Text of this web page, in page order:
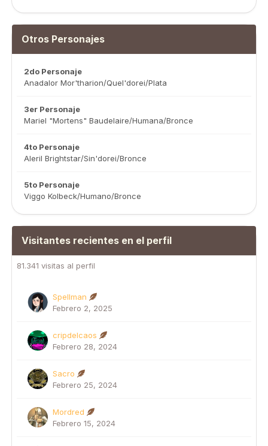
Otros Personajes
2do Personaje
Anadalor Mor'tharion/Quel'dorei/Plata
3er Personaje
Mariel "Mortens" Baudelaire/Humana/Bronce
4to Personaje
Aleril Brightstar/Sin'dorei/Bronce
5to Personaje
Viggo Kolbeck/Humano/Bronce
Visitantes recientes en el perfil
81.341 visitas al perfil
Spellman
Febrero 2, 2025
cripdelcaos
Febrero 28, 2024
Sacro
Febrero 25, 2024
Mordred
Febrero 15, 2024